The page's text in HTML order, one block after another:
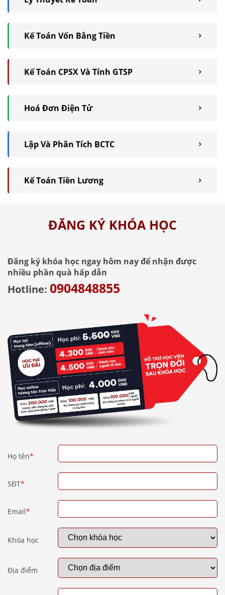
Kế Toán Vốn Bằng Tiền
Kế Toán CPSX Và Tính GTSP
Hoá Đơn Điện Tử
Lập Và Phân Tích BCTC
Kế Toán Tiền Lương
ĐĂNG KÝ KHÓA HỌC
Đăng ký khóa học ngay hôm nay để nhận được
nhiều phần quà hấp dẫn
Hotline: 0904848855
Họ tên*
SĐT*
Email*
Khóa học
Địa điểm